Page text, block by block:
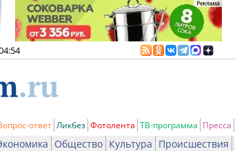
ответ Ликбез Фотолента ТВ-программа Пресса
Общество Культура Происшествия